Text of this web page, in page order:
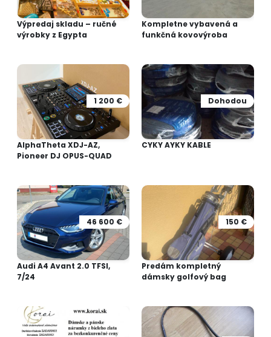
Výpredaj skladu – ručné
výrobky z Egypta
Kompletne vybavená a
funkčná kovovýroba
1 200 €
AlphaTheta XDJ-AZ,
Pioneer DJ OPUS-QUAD
Dohodou
CYKY AYKY KABLE
46 600 €
Audi A4 Avant 2.0 TFSI,
7/24
150 €
Predám kompletný
dámsky golfový bag